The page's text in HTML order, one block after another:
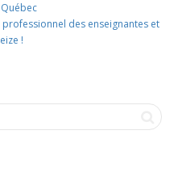
des enseignantes et
!